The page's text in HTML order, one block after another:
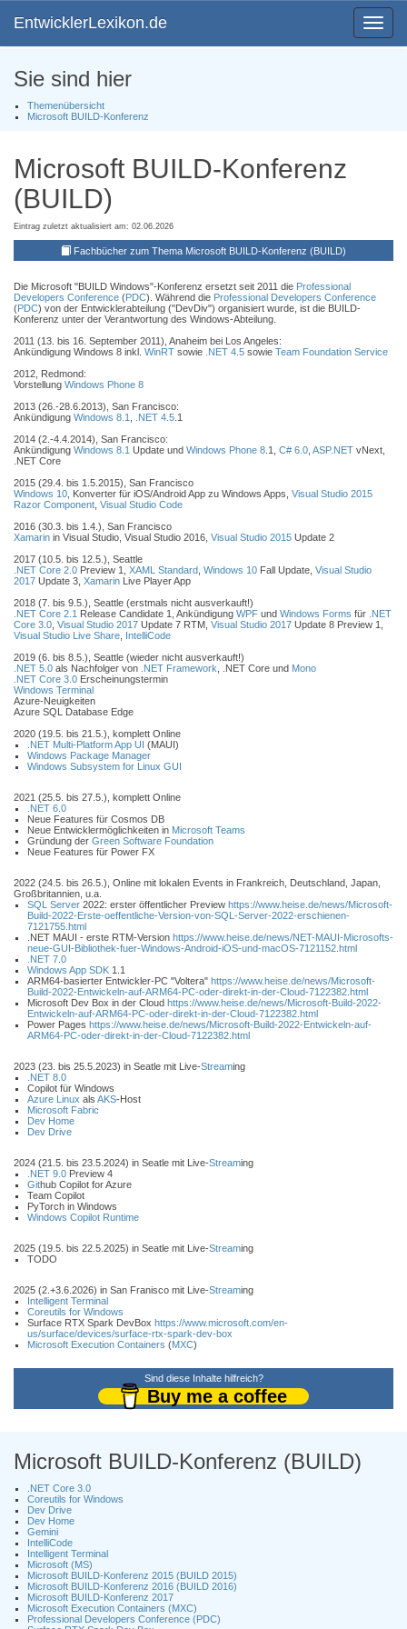
Toggle
EntwicklerLexikon.de
Sie sind hier
Themenübersicht
Microsoft BUILD-Konferenz
Microsoft BUILD-Konferenz
(BUILD)
Eintrag zuletzt aktualisiert am: 02.06.2026
Fachbücher zum Thema Microsoft BUILD-Konferenz (BUILD)
Die Microsoft "BUILD Windows"-Konferenz ersetzt seit 2011 die Professional
Developers Conference (PDC). Während die Professional Developers Conference
(PDC) von der Entwicklerabteilung ("DevDiv") organisiert wurde, ist die BUILD-
Konferenz unter der Verantwortung des Windows-Abteilung.
2011 (13. bis 16. September 2011), Anaheim bei Los Angeles:
Ankündigung Windows 8 inkl. WinRT sowie .NET 4.5 sowie Team Foundation Service
2012, Redmond:
Vorstellung Windows Phone 8
2013 (26.-28.6.2013), San Francisco:
Ankündigung Windows 8.1 .NET 4.5 .1
2014 (2.-4.4.2014), San Francisco:
Ankündigung Windows 8.1 Update und Windows Phone 8 .1, C# 6.0 ASP.NET vNext,
.NET Core
2015 (29.4. bis 1.5.2015), San Francisco
Windows 10 , Konverter für iOS/Android App zu Windows Apps, Visual Studio 2015
Razor Component Visual Studio Code
2016 (30.3. bis 1.4.), San Francisco
Xamarin in Visual Studio, Visual Studio 2016, Visual Studio 2015 Update 2
2017 (10.5. bis 12.5.), Seattle
.NET Core 2.0 Preview 1, XAML Standard Windows 10 Fall Update, Visual Studio
2017 Update 3, Xamarin Live Player App
2018 (7. bis 9.5.), Seattle (erstmals nicht ausverkauft!)
.NET Core 2.1 Release Candidate 1, Ankündigung WPF und Windows Forms für .NET
Core 3.0 Visual Studio 2017 Update 7 RTM, Visual Studio 2017 Update 8 Preview 1,
Visual Studio Live Share IntelliCode
2019 (6. bis 8.5.), Seattle (wieder nicht ausverkauft!)
.NET 5.0 als Nachfolger von .NET Framework , .NET Core und Mono
.NET Core 3.0 Erscheinungstermin
Windows Terminal
Azure-Neuigkeiten
Azure SQL Database Edge
2020 (19.5. bis 21.5.), komplett Online
.NET Multi-Platform App UI (MAUI)
Windows Package Manager
Windows Subsystem for Linux GUI
2021 (25.5. bis 27.5.), komplett Online
.NET 6.0
Neue Features für Cosmos DB
Neue Entwicklermöglichkeiten in Microsoft Teams
Gründung der Green Software Foundation
Neue Features für Power FX
2022 (24.5. bis 26.5.), Online mit lokalen Events in Frankreich, Deutschland, Japan,
Großbritannien, u.a.
SQL Server 2022: erster öffentlicher Preview https://www.heise.de/news/Microsoft-
Build-2022-Erste-oeffentliche-Version-von-SQL-Server-2022-erschienen-
7121755.html
.NET MAUI - erste RTM-Version https://www.heise.de/news/NET-MAUI-Microsofts-
neue-GUI-Bibliothek-fuer-Windows-Android-iOS-und-macOS-7121152.html
.NET 7.0
Windows App SDK 1.1
ARM64-basierter Entwickler-PC "Voltera" https://www.heise.de/news/Microsoft-
Build-2022-Entwickeln-auf-ARM64-PC-oder-direkt-in-der-Cloud-7122382.html
Microsoft Dev Box in der Cloud https://www.heise.de/news/Microsoft-Build-2022-
Entwickeln-auf-ARM64-PC-oder-direkt-in-der-Cloud-7122382.html
Power Pages https://www.heise.de/news/Microsoft-Build-2022-Entwickeln-auf-
ARM64-PC-oder-direkt-in-der-Cloud-7122382.html
2023 (23. bis 25.5.2023) in Seatle mit Live-Streaming
.NET 8.0
Copilot für Windows
Azure Linux als AKS-Host
Microsoft Fabric
Dev Home
Dev Drive
2024 (21.5. bis 23.5.2024) in Seatle mit Live-Streaming
.NET 9.0 Preview 4
Github Copilot for Azure
Team Copilot
PyTorch in Windows
Windows Copilot Runtime
2025 (19.5. bis 22.5.2025) in Seatle mit Live-Streaming
TODO
2025 (2.+3.6.2026) in San Franisco mit Live-Streaming
Intelligent Terminal
Coreutils for Windows
Surface RTX Spark DevBox https://www.microsoft.com/en-
us/surface/devices/surface-rtx-spark-dev-box
Microsoft Execution Containers (MXC)
Sind diese Inhalte hilfreich?
Buy me a coffee
Microsoft BUILD-Konferenz (BUILD)
.NET Core 3.0
Coreutils for Windows
Dev Drive
Dev Home
Gemini
IntelliCode
Intelligent Terminal
Microsoft (MS)
Microsoft BUILD-Konferenz 2015 (BUILD 2015)
Microsoft BUILD-Konferenz 2016 (BUILD 2016)
Microsoft BUILD-Konferenz 2017
Microsoft Execution Containers (MXC)
Professional Developers Conference (PDC)